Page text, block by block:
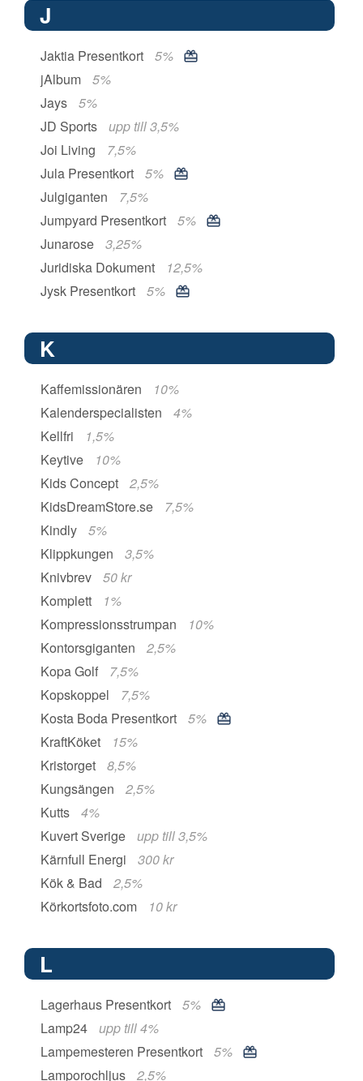
J
Jaktia Presentkort
5%
jAlbum
5%
Jays
5%
JD Sports
upp till 3,5%
Joi Living
7,5%
Jula Presentkort
5%
Julgiganten
7,5%
Jumpyard Presentkort
5%
Junarose
3,25%
Juridiska Dokument
12,5%
Jysk Presentkort
5%
K
Kaffemissionären
10%
Kalenderspecialisten
4%
Kellfri
1,5%
Keytive
10%
Kids Concept
2,5%
KidsDreamStore.se
7,5%
Kindly
5%
Klippkungen
3,5%
Knivbrev
50 kr
Komplett
1%
Kompressionsstrumpan
10%
Kontorsgiganten
2,5%
Kopa Golf
7,5%
Kopskoppel
7,5%
Kosta Boda Presentkort
5%
KraftKöket
15%
Kristorget
8,5%
Kungsängen
2,5%
Kutts
4%
Kuvert Sverige
upp till 3,5%
Kärnfull Energi
300 kr
Kök & Bad
2,5%
Körkortsfoto.com
10 kr
L
Lagerhaus Presentkort
5%
Lamp24
upp till 4%
Lampemesteren Presentkort
5%
Lamporochljus
2,5%